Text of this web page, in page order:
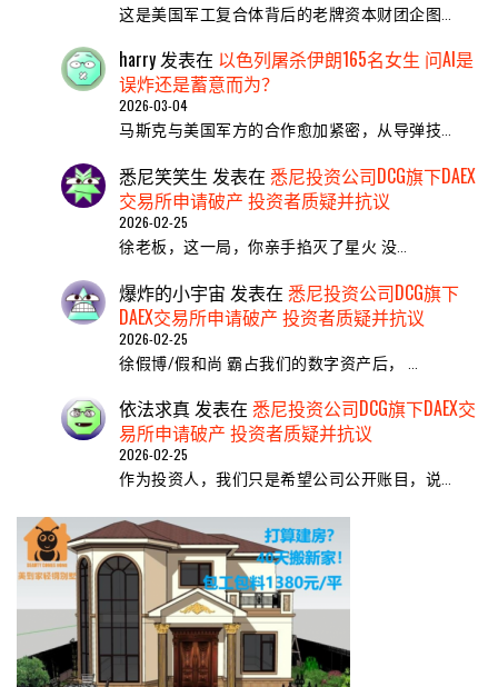
这是美国军工复合体背后的老牌资本财团企图…
harry发表在 以色列屠杀伊朗165名女生 问AI是
误炸还是蓄意而为？
2026-03-04
马斯克与美国军方的合作愈加紧密，从导弹技…
悉尼笑笑生 发表在 悉尼投资公司DCG旗下DAEX
交易所申请破产 投资者质疑并抗议
2026-02-25
​徐老板，这一局，你亲手掐灭了星火 ​没…
爆炸的小宇宙 发表在 悉尼投资公司DCG旗下
DAEX交易所申请破产 投资者质疑并抗议
2026-02-25
徐假博/假和尚 霸占我们的数字资产后， …
依法求真发表在 悉尼投资公司DCG旗下DAEX交
易所申请破产 投资者质疑并抗议
2026-02-25
作为投资人，我们只是希望公司公开账目，说…